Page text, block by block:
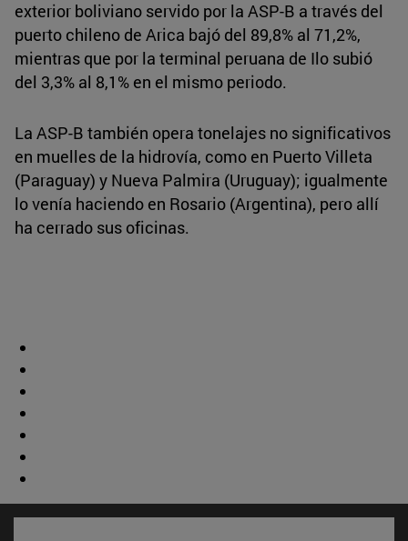
exterior boliviano servido por la ASP-B a través del
puerto chileno de Arica bajó del 89,8% al 71,2%,
mientras que por la terminal peruana de Ilo subió
del 3,3% al 8,1% en el mismo periodo.
La ASP-B también opera tonelajes no significativos
en muelles de la hidrovía, como en Puerto Villeta
(Paraguay) y Nueva Palmira (Uruguay); igualmente
lo venía haciendo en Rosario (Argentina), pero allí
ha cerrado sus oficinas.